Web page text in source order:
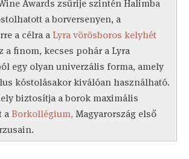
Awards zsűrije szintén Halimba
a borversenyen, a
a célra aLyra vörösboros kelyhét
a finom, kecses pohár a Lyra
egy olyan univerzális forma, amely
kóstolásakor kiválóan használható.
biztosítja a borok maximális
aBorkollégium, Magyarország első